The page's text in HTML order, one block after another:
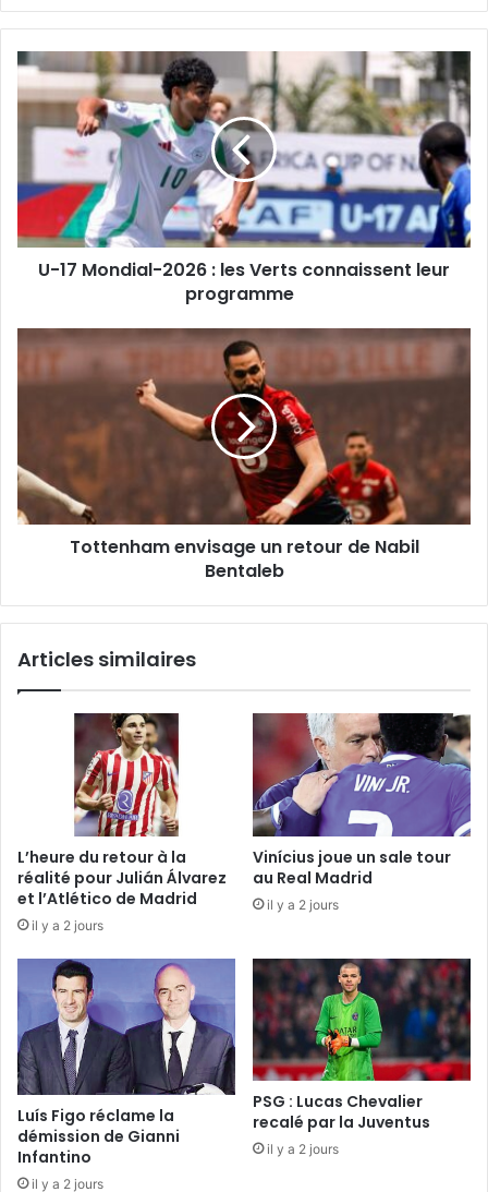
U-
17
Mondial-
2026 :
Verts
connaissent
programme
U-17 Mondial-2026 : les Verts connaissent leur
programme
Tottenham
envisage
un
Bentaleb
Tottenham envisage un retour de Nabil
Bentaleb
Articles similaires
L’heure du retour à la
réalité pour Julián Álvarez
et l’Atlético de Madrid
il y a 2 jours
Vinícius joue un sale tour
au Real Madrid
il y a 2 jours
Luís Figo réclame la
démission de Gianni
Infantino
il y a 2 jours
PSG : Lucas Chevalier
recalé par la Juventus
il y a 2 jours